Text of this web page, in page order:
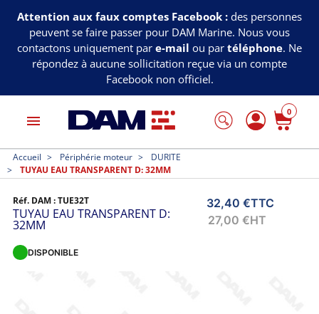
Attention aux faux comptes Facebook : des personnes
peuvent se faire passer pour DAM Marine. Nous vous
contactons uniquement par e-mail ou par téléphone. Ne
répondez à aucune sollicitation reçue via un compte
Facebook non officiel.
menu
0
Accueil Périphérie moteur
DURITE
TUYAU EAU TRANSPARENT D: 32MM
Réf. DAM :TUE32T
TUYAU EAU TRANSPARENT D:
32MM
32,40 €TTC
27,00 €HT
DISPONIBLE